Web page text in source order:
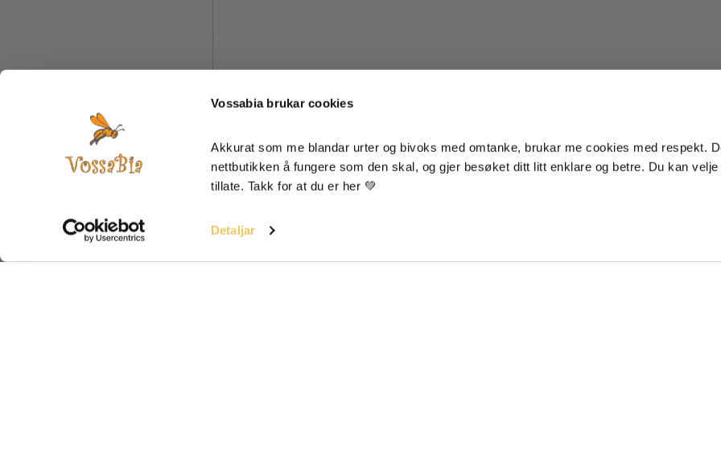
Vossabia brukar cookies
Akkurat som me blandar urter og bivoks med omtanke, brukar me cookies med respekt.
nettbutikken å fungere som den skal, og gjer besøket ditt litt enklare og betre. Du kan
tillate. Takk for at du er her 💚
Detaljar